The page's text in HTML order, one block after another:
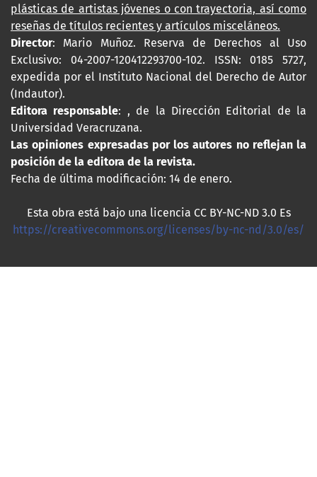
plásticas de artistas jóvenes o con trayectoria, así como
reseñas de títulos recientes y artículos misceláneos.
Director: Mario Muñoz. Reserva de Derechos al Uso
Exclusivo: 04-2007-120412293700-102. ISSN: 0185 5727,
expedida por el Instituto Nacional del Derecho de Autor
(Indautor).
Editora responsable: , de la Dirección Editorial de la
Universidad Veracruzana.
Las opiniones expresadas por los autores no reflejan la
posición de la editora de la revista.
Fecha de última modificación: 14 de enero.
Esta obra está bajo una licencia CC BY-NC-ND 3.0 Es
https://creativecommons.org/licenses/by-nc-nd/3.0/es/